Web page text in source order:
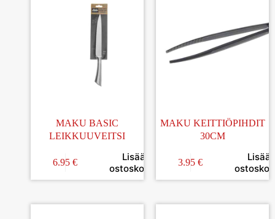
MAKU BASIC
LEIKKUUVEITSI
6.95 €
Lisää
ostoskoriin
MAKU KEITTIÖPIHDIT
30CM
3.95 €
Lisää